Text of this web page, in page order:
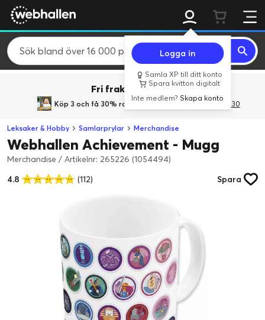
Logga in
Samla XP till ditt konto
Spara kvitton digitalt
Inte medlem?Skapa konto
Fri frakt över 800 kr.
Köp 3 och få 30% rabatt med rabattkoden 3Gives30
Leksaker & Hobby Samlarprylar Merchandise
Webhallen Achievement - Mugg
Merchandise / Artikelnr: 265226 (1054494)
4.8
(112) Spara